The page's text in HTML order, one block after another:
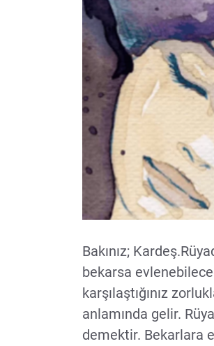
Bakınız;
bekarsa
karşılaştığınız
anlamında gelir.
demektir. Bekarlara